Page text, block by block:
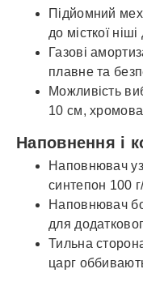
Підйомний
до місткої
Газові
плавне та
Можливість
10 см,
Наповнення і
Наповнювач
синтепон 100
Наповнювач
для
Тильна
царг